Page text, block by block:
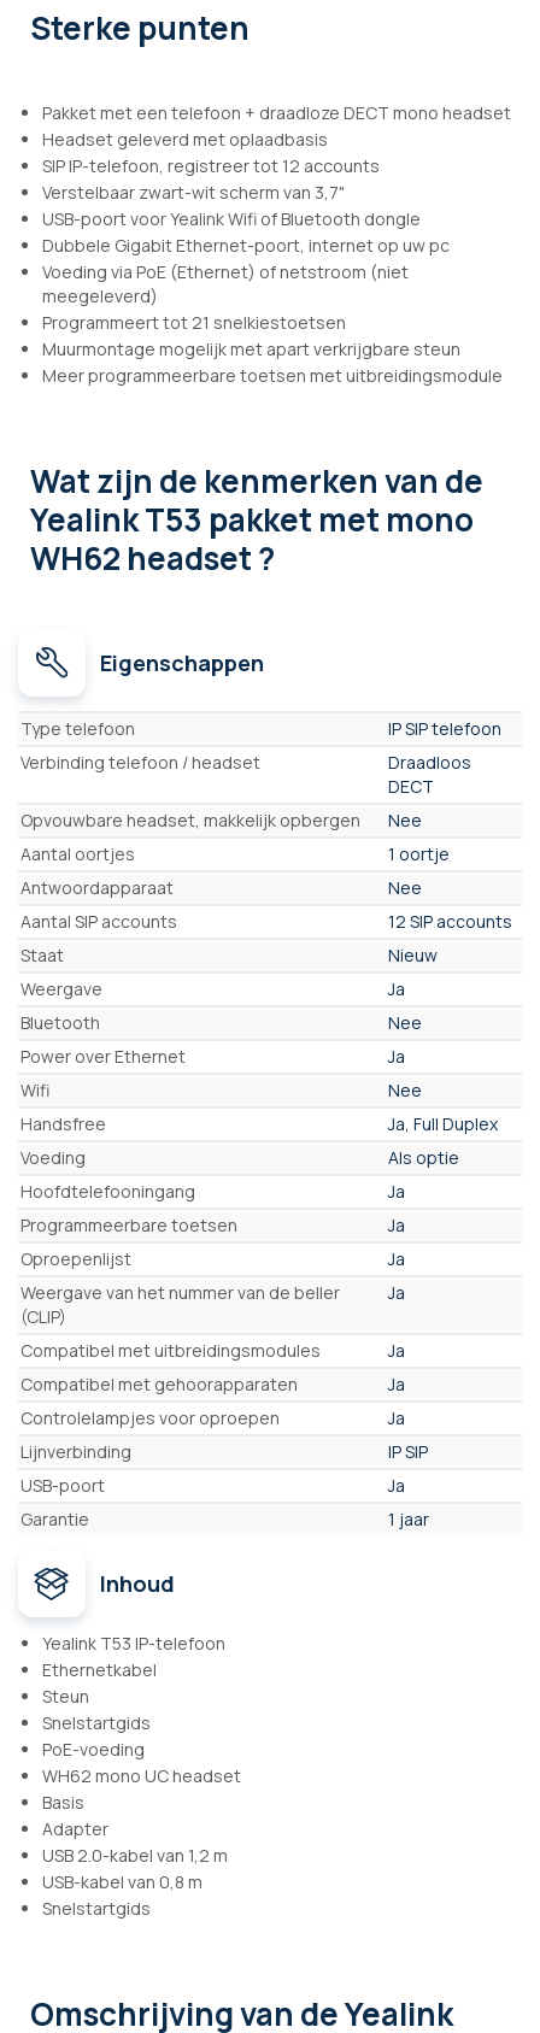
Sterke punten
Pakket met een telefoon + draadloze DECT mono headset
Headset geleverd met oplaadbasis
SIP IP-telefoon, registreer tot 12 accounts
Verstelbaar zwart-wit scherm van 3,7"
USB-poort voor Yealink Wifi of Bluetooth dongle
Dubbele Gigabit Ethernet-poort, internet op uw pc
Voeding via PoE (Ethernet) of netstroom (niet
meegeleverd)
Programmeert tot 21 snelkiestoetsen
Muurmontage mogelijk met apart verkrijgbare steun
Meer programmeerbare toetsen met uitbreidingsmodule
Wat zijn de kenmerkenvan de
Yealink T53 pakket met mono
WH62 headset ?
Eigenschappen
Eigenschappen
Type telefoon
IP SIP telefoon
Verbinding telefoon / headset
Draadloos
DECT
Opvouwbare headset, makkelijk opbergen
Nee
Aantal oortjes
1 oortje
Antwoordapparaat
Nee
Aantal SIP accounts
12 SIP accounts
Staat
Nieuw
Weergave
Ja
Bluetooth
Nee
Power over Ethernet
Ja
Wifi
Nee
Handsfree
Ja, Full Duplex
Voeding
Als optie
Hoofdtelefooningang
Ja
Programmeerbare toetsen
Ja
Oproepenlijst
Ja
Weergave van het nummer van de beller
(CLIP)
Ja
Compatibel met uitbreidingsmodules
Ja
Compatibel met gehoorapparaten
Ja
Controlelampjes voor oproepen
Ja
Lijnverbinding
IP SIP
USB-poort
Ja
Garantie
1 jaar
Inhoud
Yealink T53 IP-telefoon
Ethernetkabel
Steun
Snelstartgids
PoE-voeding
WH62 mono UC headset
Basis
Adapter
USB 2.0-kabel van 1,2 m
USB-kabel van 0,8 m
Snelstartgids
Omschrijvingvan de Yealink